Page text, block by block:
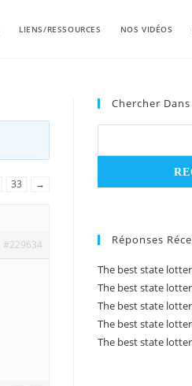
LIENS/RESSOURCES NOS VIDÉOS
33 →
#229634
Chercher
Réponses
The best state
The best state
The best state
The best state
The best state